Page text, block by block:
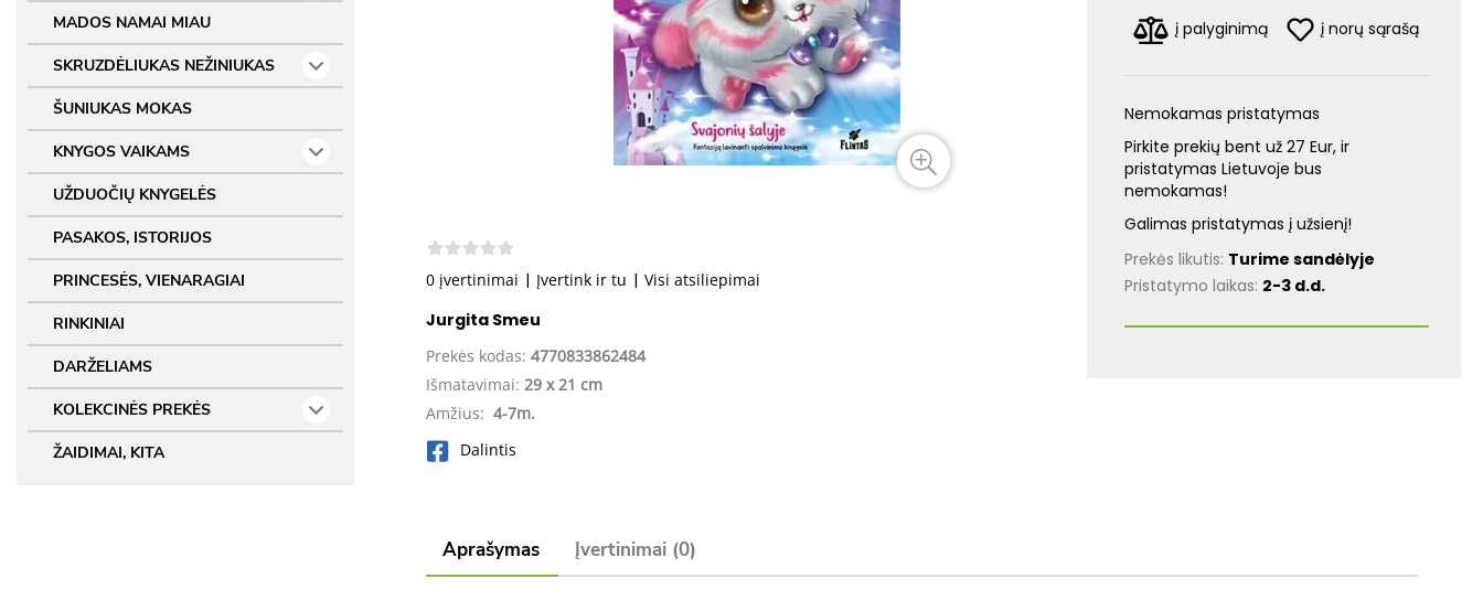
MADOS NAMAI MIAU
SKRUZDĖLIUKAS NEŽINIUKAS
ŠUNIUKAS MOKAS
KNYGOS VAIKAMS
UŽDUOČIŲ KNYGELĖS
PASAKOS, ISTORIJOS
PRINCESĖS, VIENARAGIAI
RINKINIAI
DARŽELIAMS
KOLEKCINĖS PREKĖS
ŽAIDIMAI, KITA
0 įvertinimai | Įvertink ir tu | Visi atsiliepimai
Jurgita Smeu
Prekės kodas: 4770833862484
Išmatavimai: 29 x 21 cm
Amžius: 4-7m.
Dalintis
Aprašymas Įvertinimai (0)
į palyginimą į norų sąrašą
Nemokamas pristatymas
Pirkite prekių bent už 27 Eur, ir
pristatymas Lietuvoje bus
nemokamas!
Galimas pristatymas į užsienį!
Prekės likutis: Turime sandėlyje
Pristatymo laikas: 2-3 d.d.